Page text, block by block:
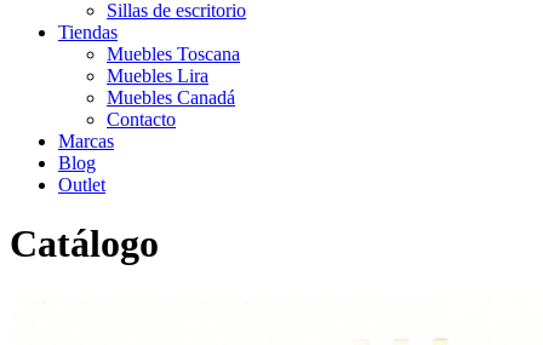
Sillas de escritorio
Tiendas
Muebles Toscana
Muebles Lira
Muebles Canadá
Contacto
Marcas
Blog
Outlet
Catálogo